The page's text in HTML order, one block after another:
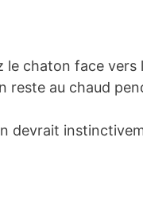
le chaton face vers
reste au chaud
devrait